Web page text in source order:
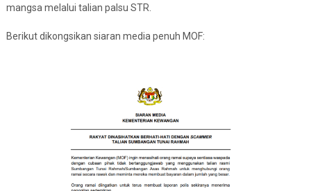
mangsa melalui talian palsu STR.
Berikut dikongsikan siaran media penuh MOF: